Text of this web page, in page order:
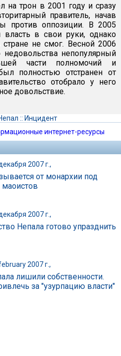
на трон в 2001 году и сразу
правитель, начав
против оппозиции. В 2005
в свои руки, однако
стране не смог. Весной 2006
недовольства непопулярный
части полномочий и
полностью отстранен от
отобрало у него
довольствие.
:: Инцидент
интернет-ресурсы
2007 г.,
от монархии под
2007 г.,
Непала готово упразднить
2007 г.,
лишили собственности.
за "узурпацию власти"